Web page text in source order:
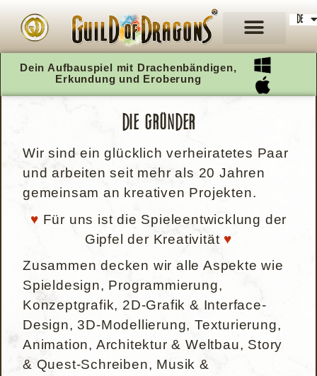
DE
EN
Dein Aufbauspiel mit Drachenbändigen,
Erkundung und Eroberung
Die Gründer
Wir sind ein glücklich verheiratetes Paar
und arbeiten seit mehr als 20 Jahren
gemeinsam an kreativen Projekten.
♥ Für uns ist die Spieleentwicklung der
Gipfel der Kreativität ♥
Zusammen decken wir alle Aspekte wie
Spieldesign, Programmierung,
Konzeptgrafik, 2D-Grafik & Interface-
Design, 3D-Modellierung, Texturierung,
Animation, Architektur & Weltbau, Story
& Quest-Schreiben, Musik &